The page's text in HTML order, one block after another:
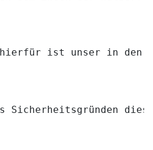
hierfür ist unser in den
Sicherheitsgründen